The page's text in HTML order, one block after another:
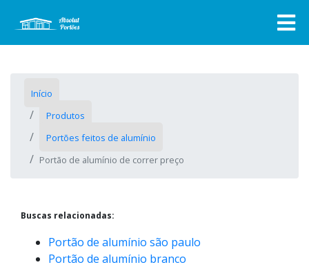
Início
Produtos
Portões feitos de alumínio
Portão de alumínio de correr preço
Buscas relacionadas:
Portão de alumínio são paulo
Portão de alumínio branco